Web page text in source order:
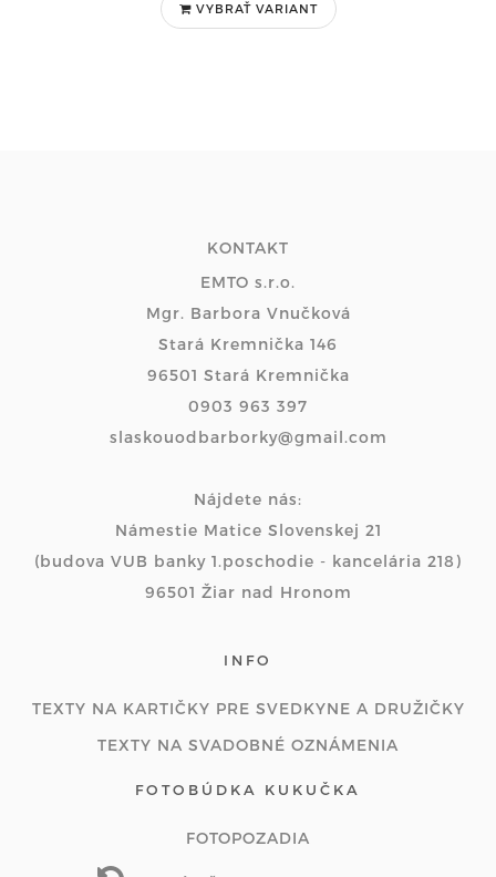
VYBRAŤ VARIANT
KONTAKT
EMTO s.r.o.
Mgr. Barbora Vnučková
Stará Kremnička 146
96501 Stará Kremnička
0903 963 397
slaskouodbarborky@gmail.com
Nájdete nás:
Námestie Matice Slovenskej 21
(budova VUB banky 1.poschodie - kancelária 218)
96501 Žiar nad Hronom
INFO
TEXTY NA KARTIČKY PRE SVEDKYNE A DRUŽIČKY
TEXTY NA SVADOBNÉ OZNÁMENIA
FOTOBÚDKA KUKUČKA
FOTOPOZADIA